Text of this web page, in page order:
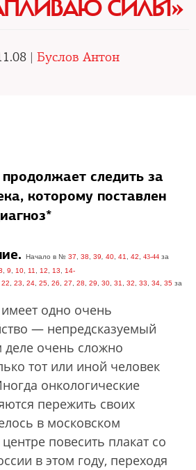
СИЛЫ»
| Буслов Антон
следить за
которому поставлен
Начало в № 37 38 39 40 41 42 43-44 за
9 10 11 12 13
14-
22 23 24 25 26 27 28 29 30 31 32 33 34 35 за
одно очень
— непредсказуемый
очень сложно
тот или иной человек
онкологические
пережить своих
в московском
повесить плакат со
в этом году, переходя